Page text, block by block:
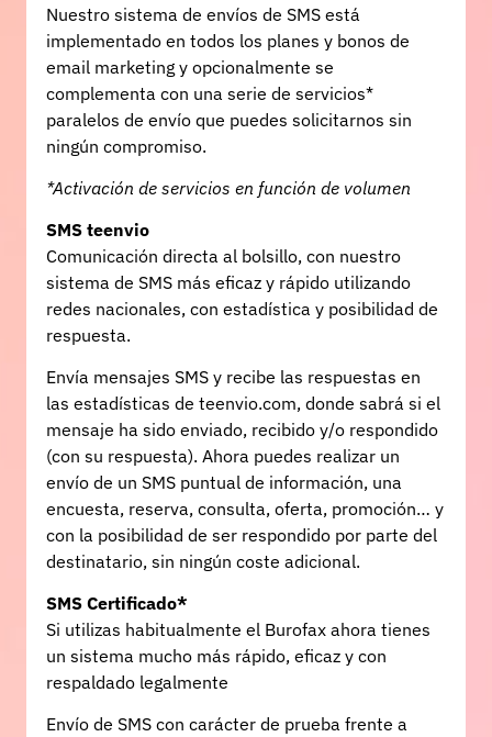
Nuestro sistema de envíos de SMS está
implementado en todos los planes y bonos de
email marketing y opcionalmente se
complementa con una serie de servicios*
paralelos de envío que puedes solicitarnos sin
ningún compromiso.
*Activación de servicios en función de volumen
SMS teenvio
Comunicación directa al bolsillo, con nuestro
sistema de SMS más eficaz y rápido utilizando
redes nacionales, con estadística y posibilidad de
respuesta.
Envía mensajes SMS y recibe las respuestas en
las estadísticas de teenvio.com, donde sabrá si el
mensaje ha sido enviado, recibido y/o respondido
(con su respuesta). Ahora puedes realizar un
envío de un SMS puntual de información, una
encuesta, reserva, consulta, oferta, promoción… y
con la posibilidad de ser respondido por parte del
destinatario, sin ningún coste adicional.
SMS Certificado*
Si utilizas habitualmente el Burofax ahora tienes
un sistema mucho más rápido, eficaz y con
respaldado legalmente
Envío de SMS con carácter de prueba frente a